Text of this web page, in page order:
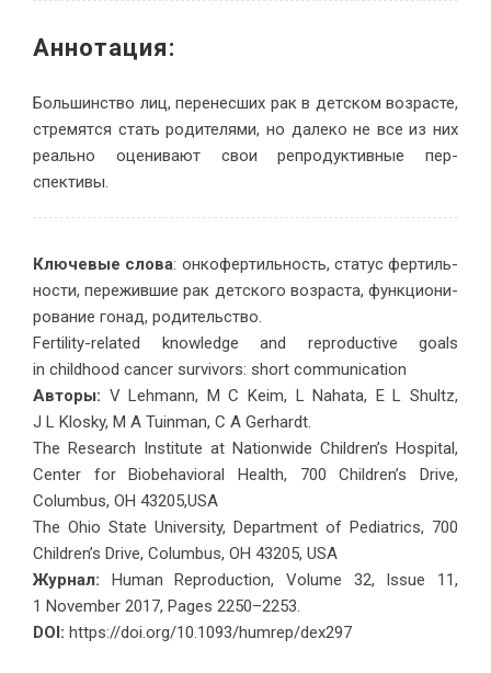
Ан­но­тация:
Боль­шин­ство лиц, пе­ре­нес­ших рак в дет­ском воз­расте,
стре­мят­ся стать ро­ди­те­ля­ми, но да­ле­ко не все из них
ре­аль­но оце­ни­ва­ют свои ре­про­дук­тив­ные пер­
спективы.
Клю­че­вые сло­ва: он­ко­фер­тиль­ность, ста­тус фер­тиль­
но­сти, пе­ре­жив­шие рак дет­ско­го воз­рас­та, функ­ци­о­ни­
ро­ва­ние го­над, ро­ди­тельство.
Fertility-related knowledge and reproductive goals
in childhood cancer survivors: short communication
Авторы: V Lehmann, M C Keim, L Nahata, E L Shultz,
J L Klosky, M A Tuinman, C A Gerhardt.
The Research Institute at Nationwide Children’s Hospital,
Center for Biobehavioral Health, 700 Children’s Drive,
Columbus, OH 43205,USA
The Ohio State University, Department of Pediatrics, 700
Children’s Drive, Columbus, OH 43205, USA
Журнал: Human Reproduction, Volume 32, Issue 11,
1 November 2017, Pages 2250–2253.
DOI: https://doi.org/10.1093/humrep/dex297